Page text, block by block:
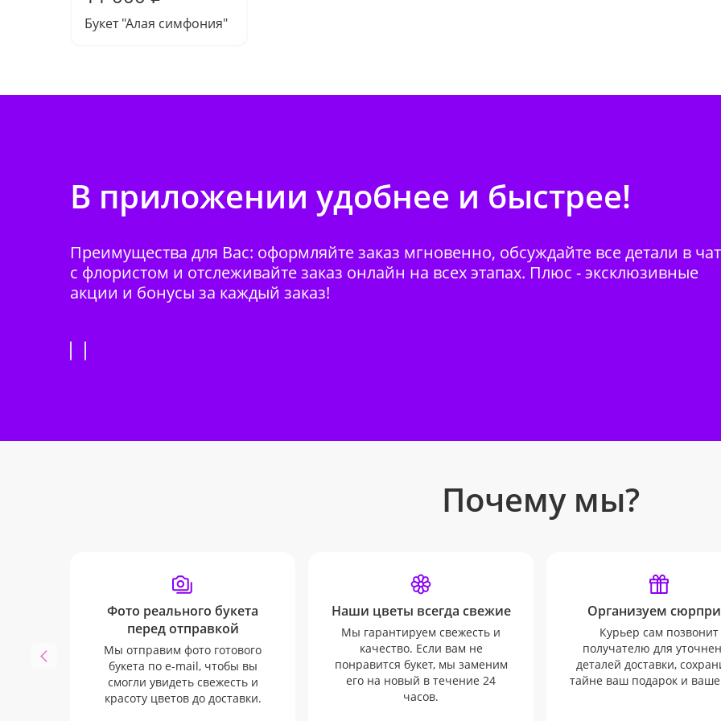
Букет "Алая симфония"
В приложении удобнее и быстрее!
Преимущества для Вас: оформляйте заказ мгновенно, обсуждайте все детали в
с флористом и отслеживайте заказ онлайн на всех этапах. Плюс - эксклюзивные
акции и бонусы за каждый заказ!
Почему мы?
Фото реального букета
перед отправкой
Мы отправим фото готового
букета по e-mail, чтобы вы
смогли увидеть свежесть и
красоту цветов до доставки.
Наши цветы всегда свежие
Мы гарантируем свежесть и
качество. Если вам не
понравится букет, мы заменим
его на новый в течение 24
часов.
Организуем
Курьер сам позвонит
получателю для
деталей доставки,
тайне ваш подарок и